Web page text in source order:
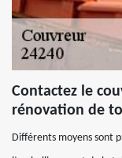
Contactez le
rénovation de
Différents moyens sont